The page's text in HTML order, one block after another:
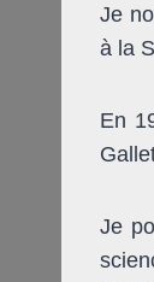
Je
à la
En
Je